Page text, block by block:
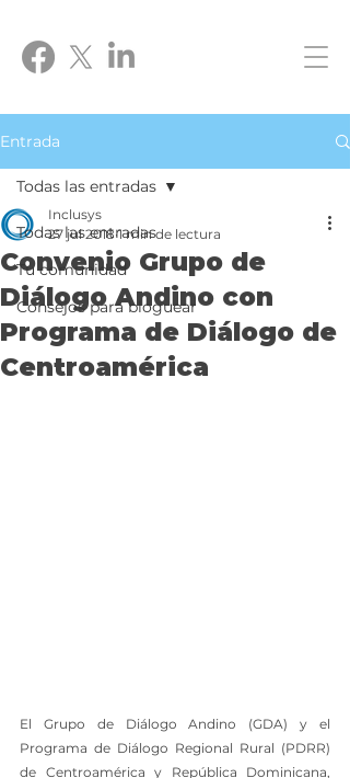
Entrada
Todas las entradas
Tu comunidad
Consejos para bloguear
Todas las entradas
Convenio Grupo de
Diálogo Andino con
Programa de Diálogo de
Centroamérica
Inclusys
27 jul 2018 1 min de lectura
El Grupo de Diálogo Andino (GDA) y el
Programa de Diálogo Regional Rural (PDRR)
de Centroamérica y República Dominicana,